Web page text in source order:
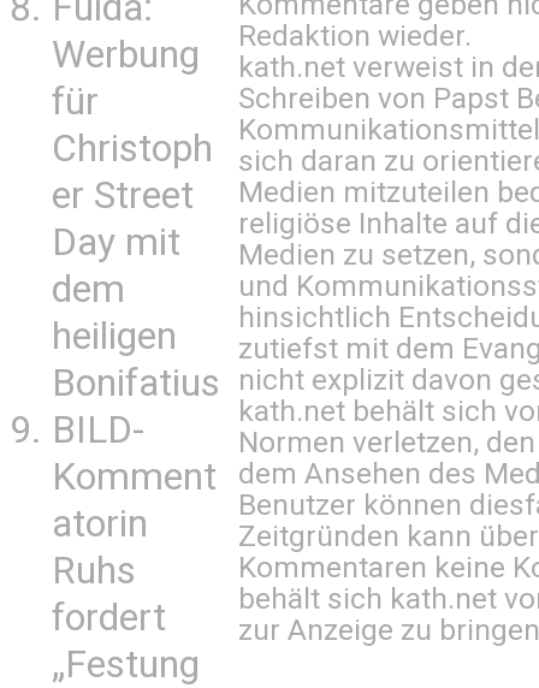
Werbung
für
Christoph
er Street
Day mit
dem
heiligen
Bonifatius
BILD-
Komment
atorin
Ruhs
fordert
„Festung
Redaktion wieder.
kath.net verweist in
Schreiben von Papst
sich daran zu
Medien mitzuteilen
religiöse Inhalte auf
Medien zu setzen,
und
hinsichtlich
zutiefst mit dem
nicht explizit davon
kath.net behält sich
Normen verletzen,
dem Ansehen des
Benutzer können
Zeitgründen kann
Kommentaren keine
behält sich kath.net
zur Anzeige zu